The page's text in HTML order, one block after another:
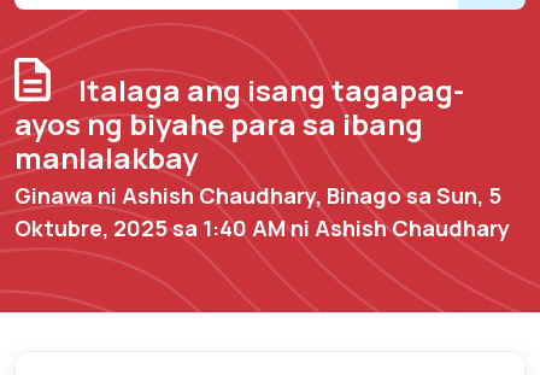
Italaga ang isang tagapag-
ayos ng biyahe para sa ibang
manlalakbay
Ginawa ni Ashish Chaudhary, Binago sa Sun, 5
Oktubre, 2025 sa 1:40 AM ni Ashish Chaudhary